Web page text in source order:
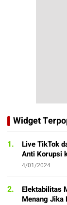
Widget
1.
Live TikTok
Anti Korupsi
4/01/2024
2.
Elektabilitas
Menang Jika